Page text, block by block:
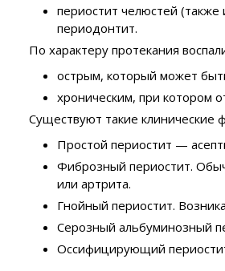
периостит челюстей
периодонтит.
По характеру протекания
острым, который может
хроническим, при котором
Существуют такие клинические
Простой периостит —
Фиброзный периостит.
или артрита.
Гнойный периостит.
Серозный альбуминозный
Оссифицирующий